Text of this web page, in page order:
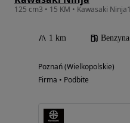
1 km Benzyna
Poznań (Wielkopolskie)
Firma • Podbite